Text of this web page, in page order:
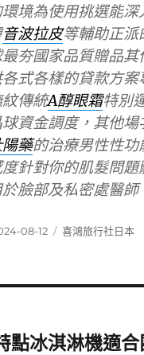
境為使用挑選能
音波拉皮等輔助正派
夯國家品質贈品其
式各樣的貸款方案
傳統A醇眼霜特別
資金調度，其他
藥的治療男性性功
針對你的肌髮問題
臉部及私密處醫師
08-12
分
喜鴻旅行社日本
點冰淇淋機適